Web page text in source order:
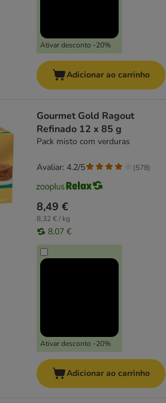
Ativar desconto -20%
Adicionar ao carrinho
Gourmet Gold Ragout
Refinado 12 x 85 g
Pack misto com verduras
8,49 €
8,32 € / kg
8,07 €
Ativar desconto -20%
Avaliar: 4.2/5 (578)
Adicionar ao carrinho